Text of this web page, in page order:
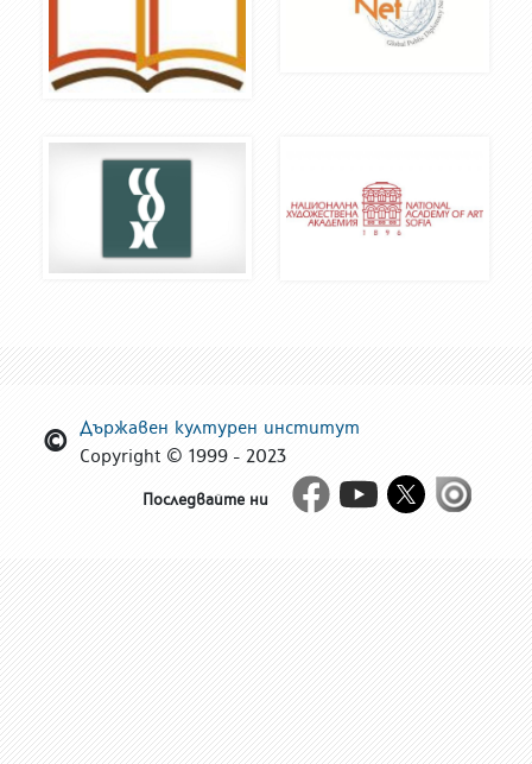
Държавен културен институт
Copyright © 1999 - 2023
Последвайте ни
FacebookYoutubeTwitterIssue